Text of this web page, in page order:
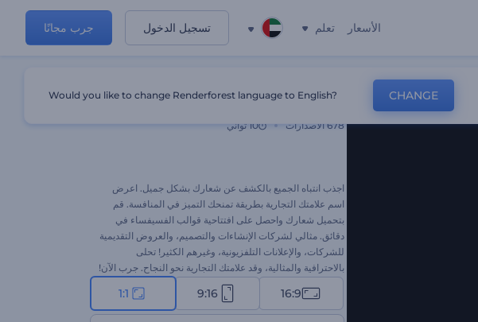
الأسعار تعلم تسجيل الدخول جرب مجانًا
678 الاصدارات 10 ثواني
اجذب انتباه الجميع بالكشف عن شعارك بشكل جميل. اعرض
اسم علامتك التجارية بطريقة تمنحك التميز في المنافسة. قم
بتحميل شعارك واحصل على افتتاحية قوالب الفسيفساء في
دقائق. مثالي لشركات الإنشاءات والتصميم، والعروض التقديمية
للشركات، والإعلانات التلفزيونية، وغيرهم الكثير! تحلى
بالاحترافية والمثالية، وقد علامتك التجارية نحو النجاح. جرب الآن!
16:9
9:16
1:1
Would you like to change Renderforest language to English? CHANGE